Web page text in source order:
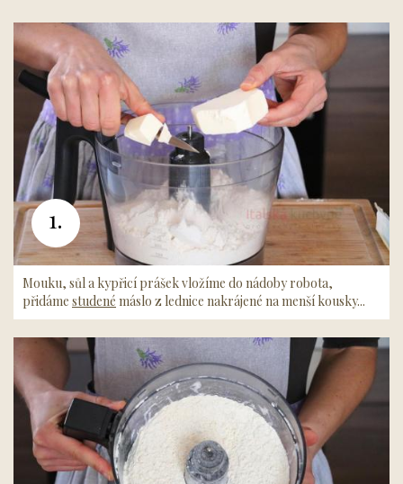
1.
Mouku, sůl a kypřicí prášek vložíme do nádoby robota,
přidáme studené máslo z lednice nakrájené na menší kousky...